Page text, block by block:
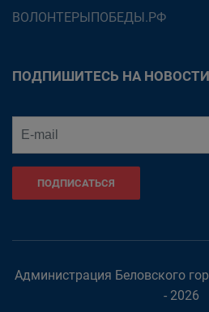
ВОЛОНТЕРЫПОБЕДЫ.РФ
ПОДПИШИТЕСЬ НА НОВОСТИ
ПОДПИСАТЬСЯ
Администрация Беловского
- 2026